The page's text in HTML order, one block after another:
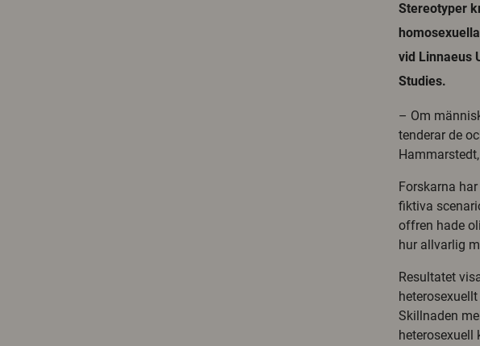
Stereotyper
vid Linnaeus
Studies.
– Om
tenderar de
Hammarstedt,
Forskarna
fiktiva
offren hade
hur allvarlig
Resultatet
Skillnaden
heterosexuell